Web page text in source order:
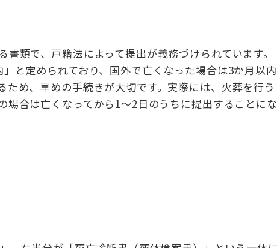
類で、戸籍法によって提出が義務づけられています。
と定められており、国外で亡くなった場合は3か月以内
め、早めの手続きが大切です。実際には、火葬を行う
合は亡くなってから1〜2日のうちに提出することにな